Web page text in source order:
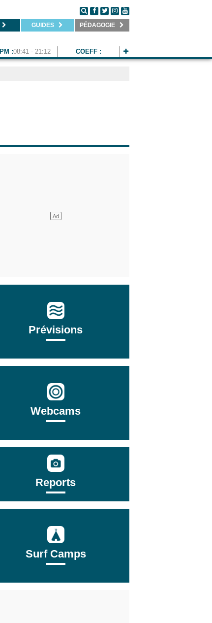
GUIDES PÉDAGOGIE
PM :08:41 - 21:12 COEFF :
Prévisions
Webcams
Reports
Surf Camps